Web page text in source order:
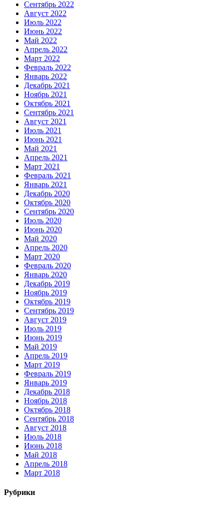
Сентябрь 2022
Август 2022
Июль 2022
Июнь 2022
Май 2022
Апрель 2022
Март 2022
Февраль 2022
Январь 2022
Декабрь 2021
Ноябрь 2021
Октябрь 2021
Сентябрь 2021
Август 2021
Июль 2021
Июнь 2021
Май 2021
Апрель 2021
Март 2021
Февраль 2021
Январь 2021
Декабрь 2020
Октябрь 2020
Сентябрь 2020
Июль 2020
Июнь 2020
Май 2020
Апрель 2020
Март 2020
Февраль 2020
Январь 2020
Декабрь 2019
Ноябрь 2019
Октябрь 2019
Сентябрь 2019
Август 2019
Июль 2019
Июнь 2019
Май 2019
Апрель 2019
Март 2019
Февраль 2019
Январь 2019
Декабрь 2018
Ноябрь 2018
Октябрь 2018
Сентябрь 2018
Август 2018
Июль 2018
Июнь 2018
Май 2018
Апрель 2018
Март 2018
Рубрики